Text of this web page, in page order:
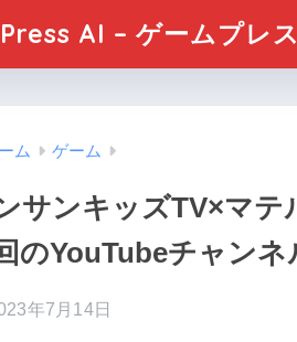
AI – ゲームプレス
ム ゲーム
サンキッズTV×マテ
のYouTubeチャンネ
年7月14日